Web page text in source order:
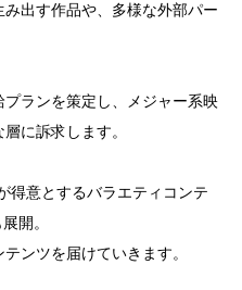
出す作品や、多様な外部パー
ランを策定し、メジャー系映
に訴求します。
得意とするバラエティコンテ
開。
ンツを届けていきます。